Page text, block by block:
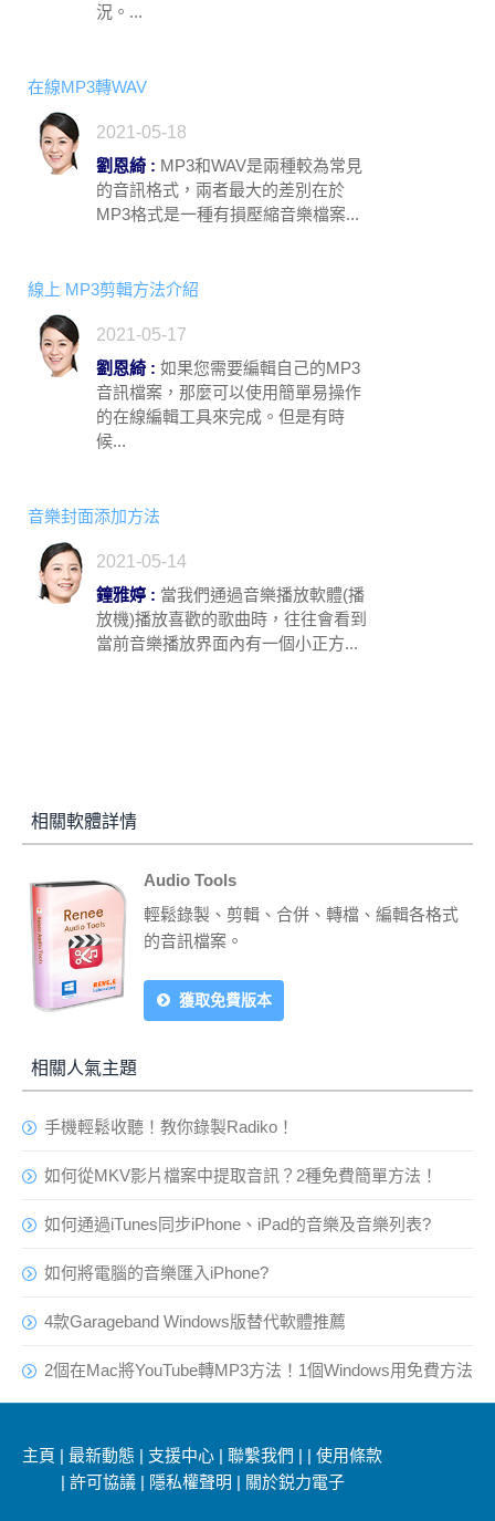
況。...
在線MP3轉WAV
2021-05-18
劉恩綺 : MP3和WAV是兩種較為常見
的音訊格式，兩者最大的差別在於
MP3格式是一種有損壓縮音樂檔案...
線上 MP3剪輯方法介紹
2021-05-17
劉恩綺 : 如果您需要編輯自己的MP3
音訊檔案，那麼可以使用簡單易操作
的在線編輯工具來完成。但是有時
候...
音樂封面添加方法
2021-05-14
鐘雅婷 : 當我們通過音樂播放軟體(播
放機)播放喜歡的歌曲時，往往會看到
當前音樂播放界面內有一個小正方...
相關軟體詳情
Audio Tools
輕鬆錄製、剪輯、合併、轉檔、編輯各格式
的音訊檔案。
獲取免費版本
相關人氣主題
手機輕鬆收聽！教你錄製Radiko！
如何從MKV影片檔案中提取音訊？2種免費簡單方法！
如何通過iTunes同步iPhone、iPad的音樂及音樂列表?
如何將電腦的音樂匯入iPhone?
4款Garageband Windows版替代軟體推薦
2個在Mac將YouTube轉MP3方法！1個Windows用免費方法
主頁 |最新動態 | 支援中心 |聯繫我們 | |使用條款
| 許可協議| 隱私權聲明 | 關於鋭力電子